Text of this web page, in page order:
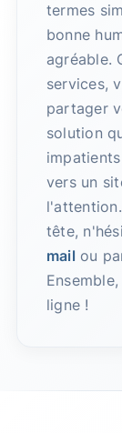
termes
bonne
agréable.
services,
partager
solution
vers un
tête,
mail ou
ligne !